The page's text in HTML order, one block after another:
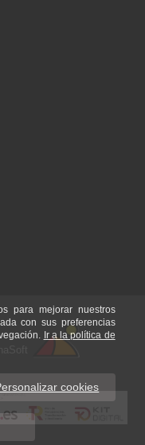
para mejorar nuestros
con sus preferencias
Ir a la política de
cookies